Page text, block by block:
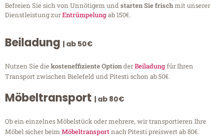
Befreien Sie sich von Unnötigem undstarten Sie frischmit unserer
Dienstleistung zurEntrümpelungab 150€.
Beiladung | ab 50€
Nutzen Sie diekosteneffiziente OptionderBeiladungfür Ihren
Transport zwischen Bielefeld und Pitesti schon ab 50€.
Möbeltransport | ab 80€
Ob ein einzelnes Möbelstück oder mehrere, wir transportieren Ihre
Möbel sicher beim Möbeltransportnach Pitesti preiswert ab 80€.